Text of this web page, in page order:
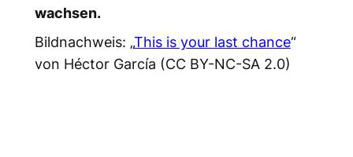
wachsen.
Bildnachweis: „This is your last chance“
von Héctor García (CC BY-NC-SA 2.0)